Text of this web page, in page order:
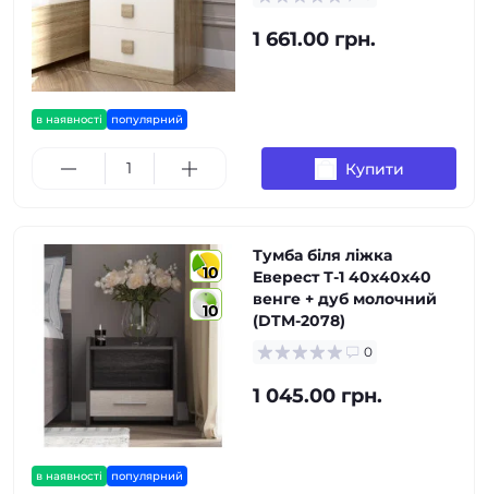
в наявності популярний
1 661.00 грн.
Купити
10
10
в наявності популярний
Тумба біля ліжка
Еверест Т-1 40х40х40
венге + дуб молочний
(DTM-2078)
0
1 045.00 грн.